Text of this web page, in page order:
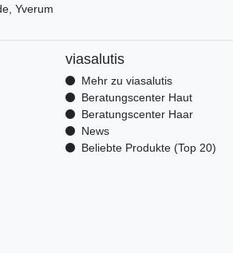
Yverum
viasalutis
Mehr zu viasalutis
Beratungscenter Haut
Beratungscenter Haar
News
Beliebte Produkte (Top 20)